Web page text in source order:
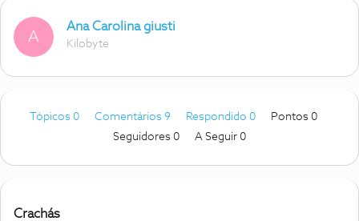
A
Ana Carolina giusti
Kilobyte
Tópicos 0 Comentários 9 Respondido 0
Pontos 0
Seguidores 0 A Seguir 0
Crachás